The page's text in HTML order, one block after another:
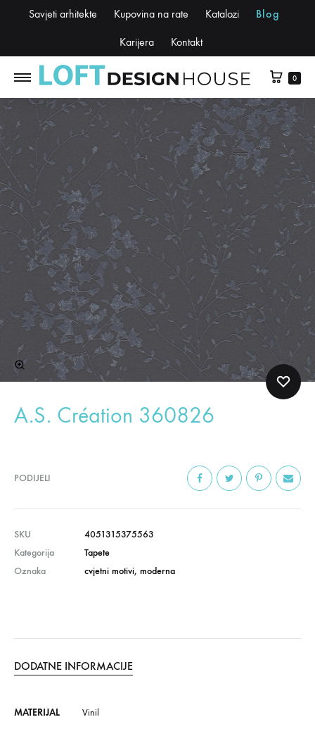
Savjeti arhitekte Kupovina na rate Katalozi Blog
Karijera Kontakt
0
A.S. Création 360826
PODIJELI
SKU
4051315375563
Kategorija
Tapete
Oznaka
cvjetni motivi, moderna
DODATNE INFORMACIJE
MATERIJAL Vinil